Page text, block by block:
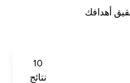
أهدافك
10
نتائج